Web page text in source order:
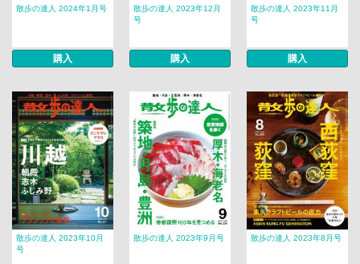
散歩の達人 2024年1月号
購入
散歩の達人 2023年12月
号
購入
散歩の達人 2023年11月
号
購入
散歩の達人 2023年10月
号
散歩の達人 2023年9月号 散歩の達人 2023年8月号